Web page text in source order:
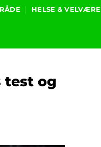
HELSE & VELVÆRE
test og